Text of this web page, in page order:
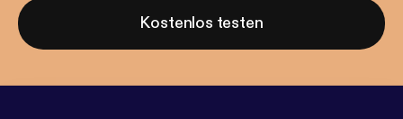
Kostenlos testen